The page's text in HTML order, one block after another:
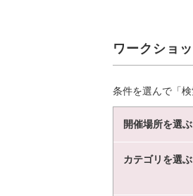
ワークショ
条件を選んで「
開催場所を選ぶ
カテゴリを選ぶ